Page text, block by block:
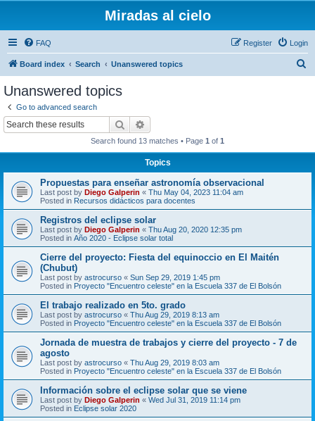
Miradas al cielo
FAQ Login
Register
Board index Search Unanswered topics
Unanswered topics
Go to advanced search
Search
Search found 13 matches • Page 1 of 1
Topics
Propuestas para enseñar astronomía observacional
Last post by Diego Galperin « Thu May 04, 2023 11:04 am
Posted in Recursos didácticos para docentes
Registros del eclipse solar
Last post by Diego Galperin « Thu Aug 20, 2020 12:35 pm
Posted in Año 2020 - Eclipse solar total
Cierre del proyecto: Fiesta del equinoccio en El Maitén
(Chubut)
Last post by astrocurso « Sun Sep 29, 2019 1:45 pm
Posted in Proyecto "Encuentro celeste" en la Escuela 337 de El Bolsón
El trabajo realizado en 5to. grado
Last post by astrocurso « Thu Aug 29, 2019 8:13 am
Posted in Proyecto "Encuentro celeste" en la Escuela 337 de El Bolsón
Jornada de muestra de trabajos y cierre del proyecto - 7 de
agosto
Last post by astrocurso « Thu Aug 29, 2019 8:03 am
Posted in Proyecto "Encuentro celeste" en la Escuela 337 de El Bolsón
Información sobre el eclipse solar que se viene
Last post by Diego Galperin « Wed Jul 31, 2019 11:14 pm
Posted in Eclipse solar 2020